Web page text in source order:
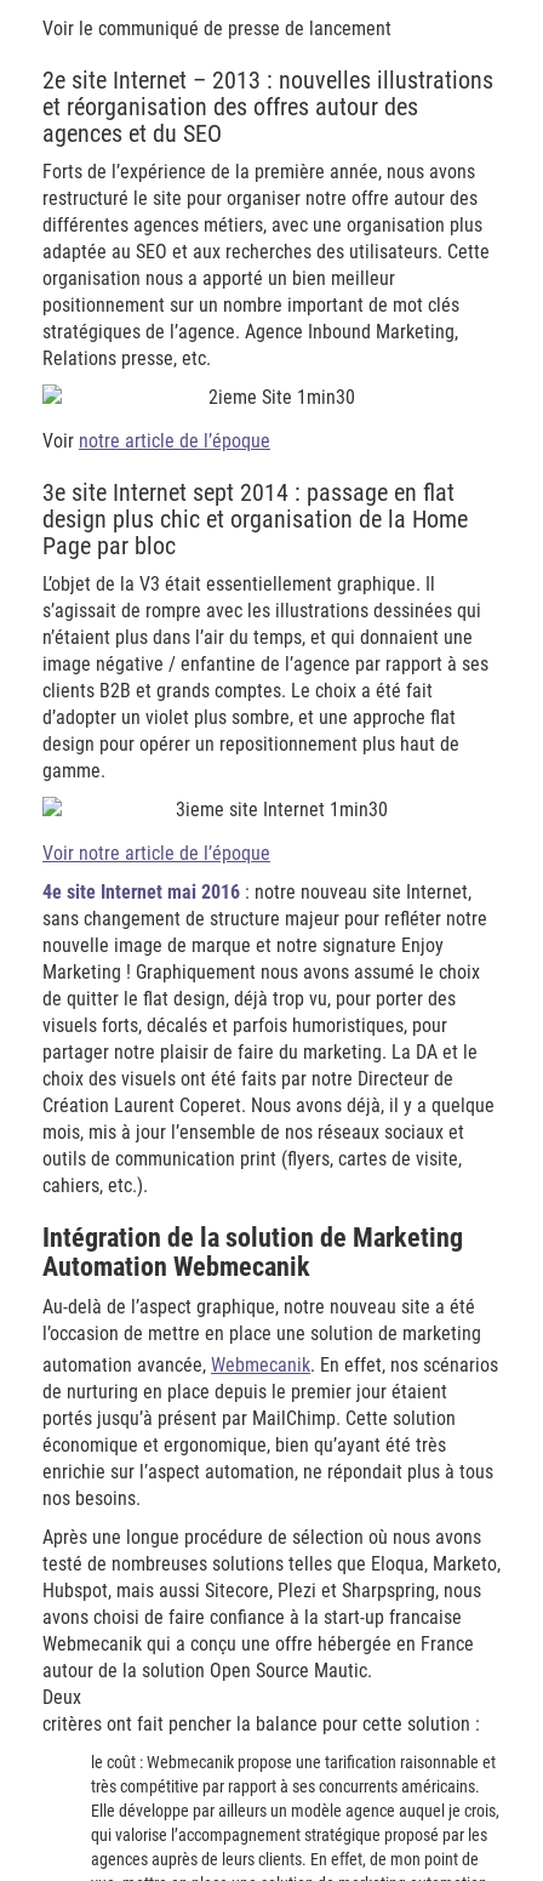
Voir le communiqué de presse de lancement
2e site Internet – 2013 : nouvelles illustrations
et réorganisation des offres autour des
agences et du SEO
Forts de l’expérience de la première année, nous avons
restructuré le site pour organiser notre offre autour des
différentes agences métiers, avec une organisation plus
adaptée au SEO et aux recherches des utilisateurs. Cette
organisation nous a apporté un bien meilleur
positionnement sur un nombre important de mot clés
stratégiques de l’agence. Agence Inbound Marketing,
Relations presse, etc.
Voir notre article de l’époque
3e site Internet sept 2014 : passage en flat
design plus chic et organisation de la Home
Page par bloc
L’objet de la V3 était essentiellement graphique. Il
s’agissait de rompre avec les illustrations dessinées qui
n’étaient plus dans l’air du temps, et qui donnaient une
image négative / enfantine de l’agence par rapport à ses
clients B2B et grands comptes. Le choix a été fait
d’adopter un violet plus sombre, et une approche flat
design pour opérer un repositionnement plus haut de
gamme.
Voir notre article de l’époque
4e site Internet mai 2016 : notre nouveau site Internet,
sans changement de structure majeur pour refléter notre
nouvelle image de marque et notre signature Enjoy
Marketing ! Graphiquement nous avons assumé le choix
de quitter le flat design, déjà trop vu, pour porter des
visuels forts, décalés et parfois humoristiques, pour
partager notre plaisir de faire du marketing. La DA et le
choix des visuels ont été faits par notre Directeur de
Création Laurent Coperet. Nous avons déjà, il y a quelque
mois, mis à jour l’ensemble de nos réseaux sociaux et
outils de communication print (flyers, cartes de visite,
cahiers, etc.).
Intégration de la solution de Marketing
Automation Webmecanik
Au-delà de l’aspect graphique, notre nouveau site a été
l’occasion de mettre en place une solution de marketing
automation avancée, Webmecanik. En effet, nos scénarios
de nurturing en place depuis le premier jour étaient
portés jusqu’à présent par MailChimp. Cette solution
économique et ergonomique, bien qu’ayant été très
enrichie sur l’aspect automation, ne répondait plus à tous
nos besoins.
Après une longue procédure de sélection où nous avons
testé de nombreuses solutions telles que Eloqua, Marketo,
Hubspot, mais aussi Sitecore, Plezi et Sharpspring, nous
avons choisi de faire confiance à la start-up francaise
Webmecanik qui a conçu une offre hébergée en France
autour de la solution Open Source Mautic.
Deux
critères ont fait pencher la balance pour cette solution :
le coût : Webmecanik propose une tarification raisonnable et
très compétitive par rapport à ses concurrents américains.
Elle développe par ailleurs un modèle agence auquel je crois,
qui valorise l’accompagnement stratégique proposé par les
agences auprès de leurs clients. En effet, de mon point de